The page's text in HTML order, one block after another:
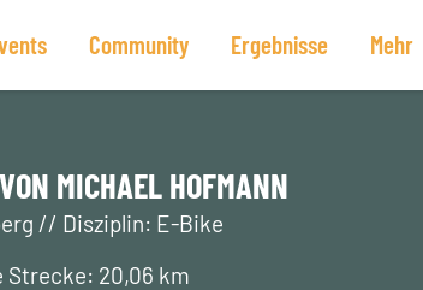
Community Ergebnisse Mehr
MICHAEL HOFMANN
// Disziplin: E-Bike
Strecke: 20,06 km